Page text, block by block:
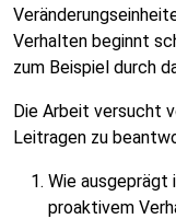
Verhalten beginnt
zum Beispiel durch
Die Arbeit versucht
Leitragen zu
Wie
proaktivem